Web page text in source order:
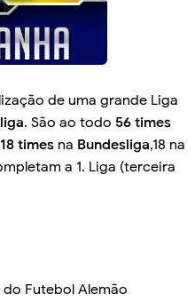
de uma grande Liga
. São ao todo 56 times
18 times na Bundesliga,18 na
a 1. Liga (terceira
Futebol Alemão